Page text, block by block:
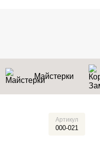
Майстерки
Артикул
000-021